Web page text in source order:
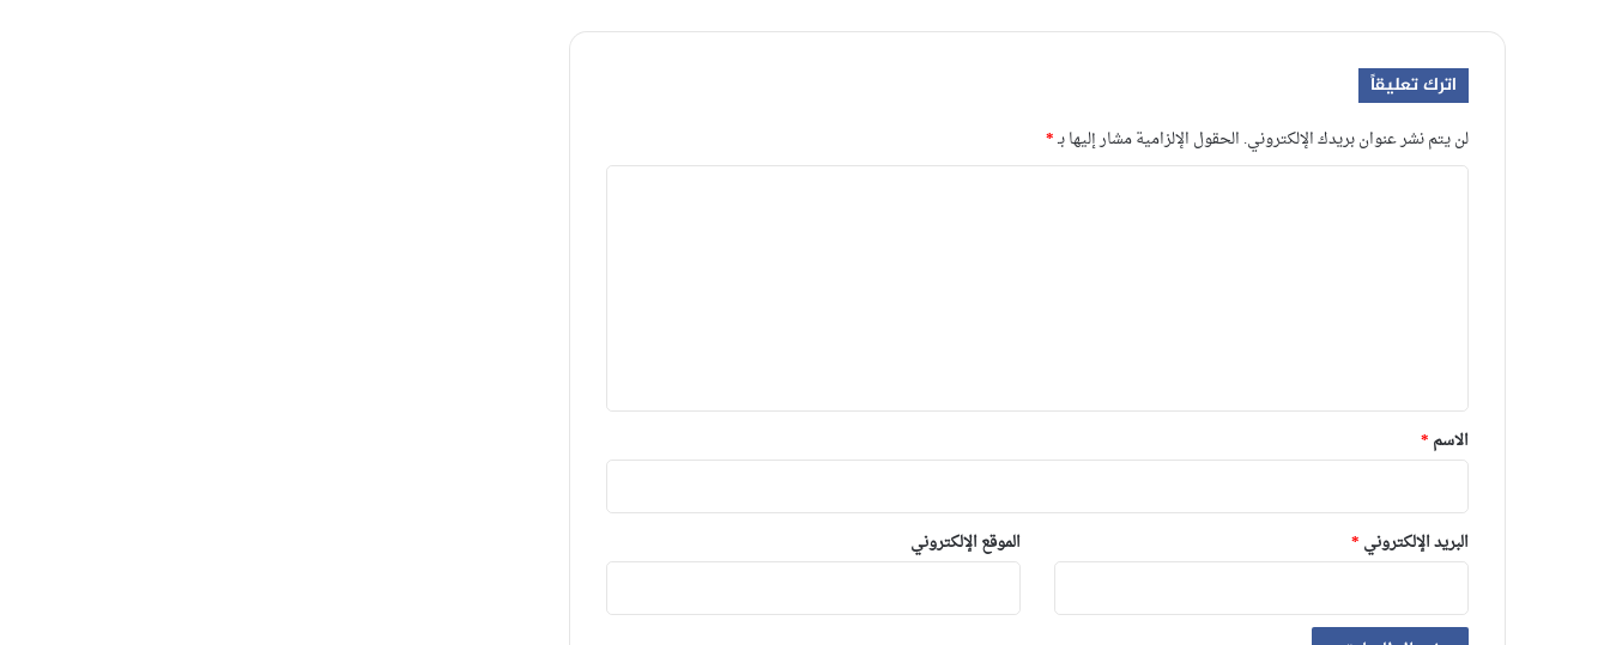
اترك تعليقاً
لن يتم نشر عنوان بريدك الإلكتروني. الحقول الإلزامية مشار إليها بـ*
*
الاسم *
البريد الإلكتروني * الموقع الإلكتروني